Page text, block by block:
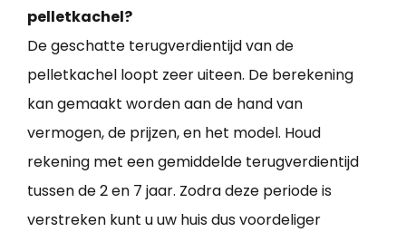
pelletkachel?
De geschatte terugverdientijd van de
pelletkachel loopt zeer uiteen. De berekening
kan gemaakt worden aan de hand van
vermogen, de prijzen, en het model. Houd
rekening met een gemiddelde terugverdientijd
tussen de 2 en 7 jaar. Zodra deze periode is
verstreken kunt u uw huis dus voordeliger